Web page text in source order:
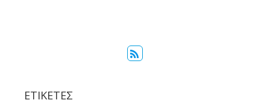
ΕΤΙΚΈΤΕΣ